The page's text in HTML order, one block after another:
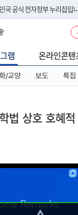
국 공식 전자정부 누리집입
인하기
등 다른 도메인 주소를 사용
인해 보세요
램 온라인콘텐
/교양 보도 특집
법 상호 호혜